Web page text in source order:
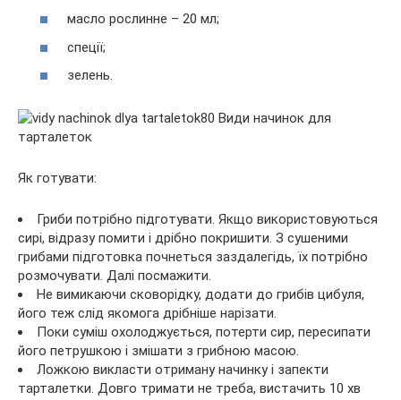
масло рослинне – 20 мл;
спеції;
зелень.
Як готувати:
Гриби потрібно підготувати. Якщо використовуються
сирі, відразу помити і дрібно покришити. З сушеними
грибами підготовка почнеться заздалегідь, їх потрібно
розмочувати. Далі посмажити.
Не вимикаючи сковорідку, додати до грибів цибуля,
його теж слід якомога дрібніше нарізати.
Поки суміш охолоджується, потерти сир, пересипати
його петрушкою і змішати з грибною масою.
Ложкою викласти отриману начинку і запекти
тарталетки. Довго тримати не треба, вистачить 10 хв